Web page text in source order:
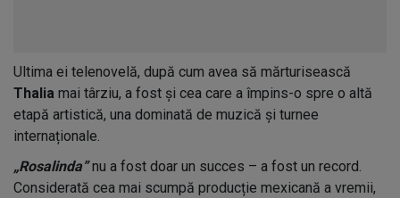
Ultima ei telenovelă, după cum avea să mărturisească
Thalia mai târziu, a fost și cea care a împins-o spre o altă
etapă artistică, una dominată de muzică și turnee
internaționale.
„Rosalinda”nu a fost doar un succes – a fost un record.
Considerată cea mai scumpă producție mexicană a vremii,